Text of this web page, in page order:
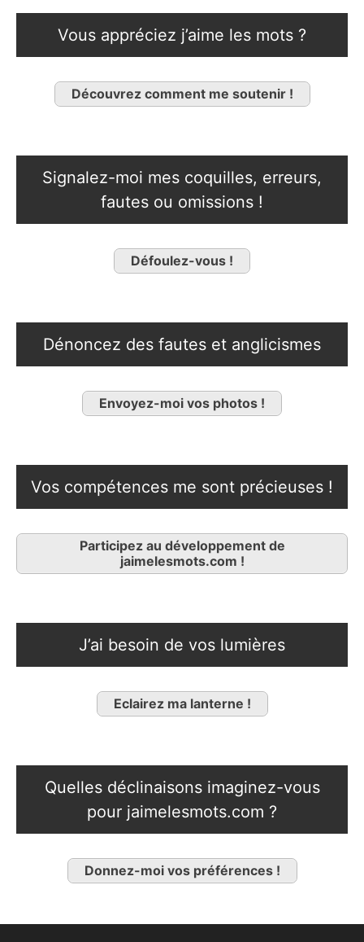
Vous appréciez j’aime les mots ?
Découvrez comment me soutenir !
Signalez-moi mes coquilles, erreurs,
fautes ou omissions !
Défoulez-vous !
Dénoncez des fautes et anglicismes
Envoyez-moi vos photos !
Vos compétences me sont précieuses !
Participez au développement de
jaimelesmots.com !
J’ai besoin de vos lumières
Eclairez ma lanterne !
Quelles déclinaisons imaginez-vous
pour jaimelesmots.com ?
Donnez-moi vos préférences !